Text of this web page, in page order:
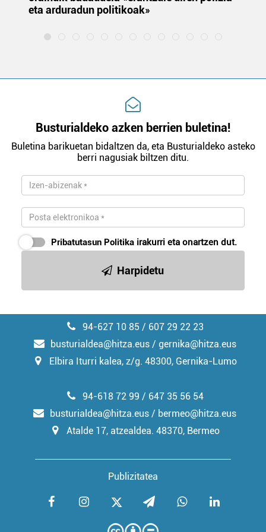
eta arduradun politikoak»
Busturialdeko azken berrien buletina!
Buletina barikuetan bidaltzen da, eta Busturialdeko asteko
berri nagusiak biltzen ditu.
Pribatutasun Politika irakurri eta onartzen dut.
Harpidetu
94-627 10 85 / 607 29 22 23
busturialdea@hitza.eus / gernika@hitza.eus
Elbira Iturri kalea, z/g. 48300, Gernika-Lumo
Publizitatea
94-618 72 99 / 647 35 56 54
busturialdea@hitza.eus / bermeo@hitza.eus
Atalde 17, atzealdea. 48370, Bermeo